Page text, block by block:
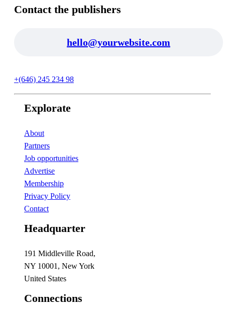
Contact the publishers
hello@yourwebsite.com
+(646) 245 234 98
Explorate
About
Partners
Job opportunities
Advertise
Membership
Privacy Policy
Contact
Headquarter
191 Middleville Road,
NY 10001, New York
United States
Connections